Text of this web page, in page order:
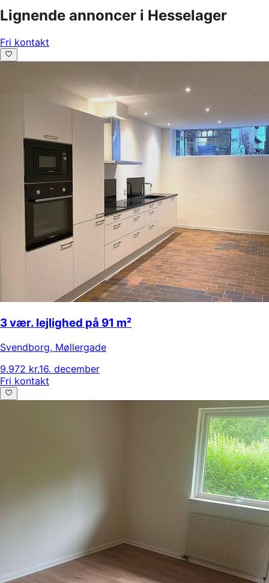
Lignende annoncer i Hesselager
Fri kontakt
3 vær. lejlighed på 91 m²
Svendborg, Møllergade
9.972 kr.16. december
Fri kontakt